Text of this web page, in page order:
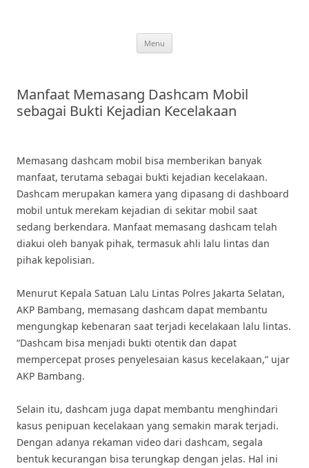
Menu
Manfaat Memasang Dashcam Mobil
sebagai Bukti Kejadian Kecelakaan
Memasang dashcam mobil bisa memberikan banyak
manfaat, terutama sebagai bukti kejadian kecelakaan.
Dashcam merupakan kamera yang dipasang di dashboard
mobil untuk merekam kejadian di sekitar mobil saat
sedang berkendara. Manfaat memasang dashcam telah
diakui oleh banyak pihak, termasuk ahli lalu lintas dan
pihak kepolisian.
Menurut Kepala Satuan Lalu Lintas Polres Jakarta Selatan,
AKP Bambang, memasang dashcam dapat membantu
mengungkap kebenaran saat terjadi kecelakaan lalu lintas.
“Dashcam bisa menjadi bukti otentik dan dapat
mempercepat proses penyelesaian kasus kecelakaan,” ujar
AKP Bambang.
Selain itu, dashcam juga dapat membantu menghindari
kasus penipuan kecelakaan yang semakin marak terjadi.
Dengan adanya rekaman video dari dashcam, segala
bentuk kecurangan bisa terungkap dengan jelas. Hal ini